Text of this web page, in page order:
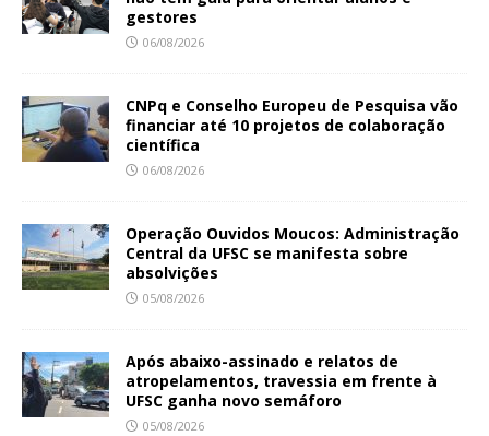
gestores
06/08/2026
CNPq e Conselho Europeu de Pesquisa vão
financiar até 10 projetos de colaboração
científica
06/08/2026
Operação Ouvidos Moucos: Administração
Central da UFSC se manifesta sobre
absolvições
05/08/2026
Após abaixo-assinado e relatos de
atropelamentos, travessia em frente à
UFSC ganha novo semáforo
05/08/2026